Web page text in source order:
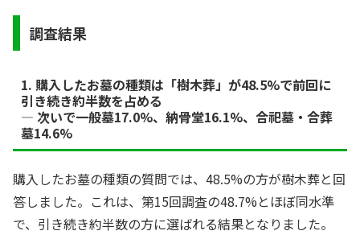
調査結果
1. 購入したお墓の種類は「樹木葬」が48.5%で前回に
引き続き約半数を占める
― 次いで一般墓17.0%、納骨堂16.1%、合祀墓・合葬
墓14.6%
購入したお墓の種類の質問では、48.5%の方が樹木葬と回
答しました。これは、第15回調査の48.7%とほぼ同水準
で、引き続き約半数の方に選ばれる結果となりました。